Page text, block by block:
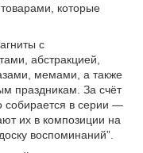
которые
с
абстракцией,
мемами, а также
праздникам. За счёт
собирается в серии —
их в композиции на
воспоминаний”.